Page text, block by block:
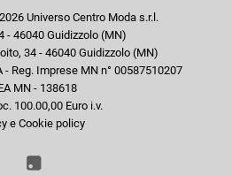
Universo Centro Moda s.r.l.
- 46040 Guidizzolo (MN)
34 - 46040 Guidizzolo (MN)
Reg. Imprese MN n° 00587510207
MN - 138618
100.00,00 Euro i.v.
e Cookie policy